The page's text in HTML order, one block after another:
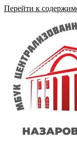
Перейти к